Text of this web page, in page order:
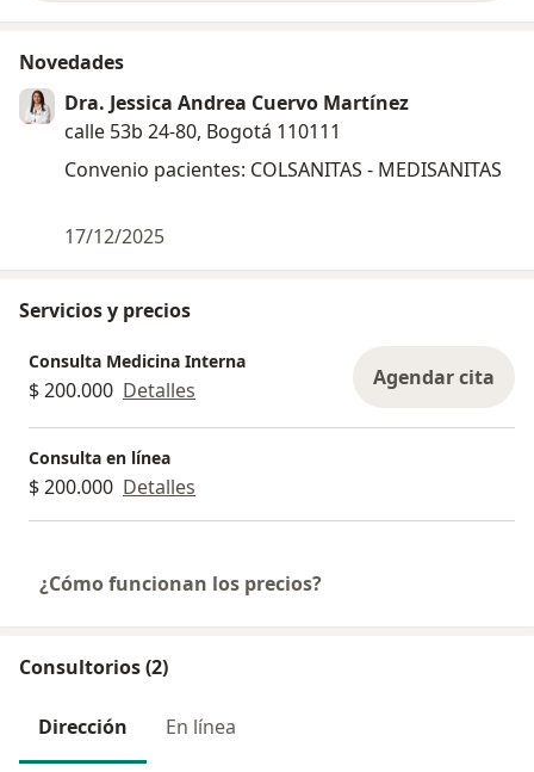
Novedades
Dra. Jessica Andrea Cuervo Martínez
calle 53b 24-80, Bogotá 110111
Convenio pacientes: COLSANITAS - MEDISANITAS
17/12/2025
Servicios y precios
Consulta Medicina Interna
$ 200.000 Detalles Agendar cita
Consulta en línea
$ 200.000 Detalles
¿Cómo funcionan los precios?
Consultorios (2)
Dirección En línea